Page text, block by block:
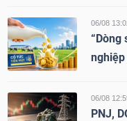
06/08
“Dòng
06/08
PNJ,